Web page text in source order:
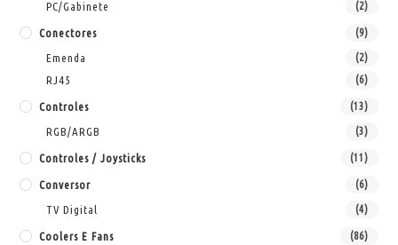
PC/Gabinete (2)
Conectores (9)
Emenda (2)
RJ45 (6)
Controles (13)
RGB/ARGB (3)
Controles / Joysticks (11)
Conversor (6)
TV Digital (4)
Coolers E Fans (86)